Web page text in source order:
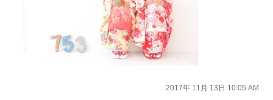
2017年 11月 13日 10:05 AM